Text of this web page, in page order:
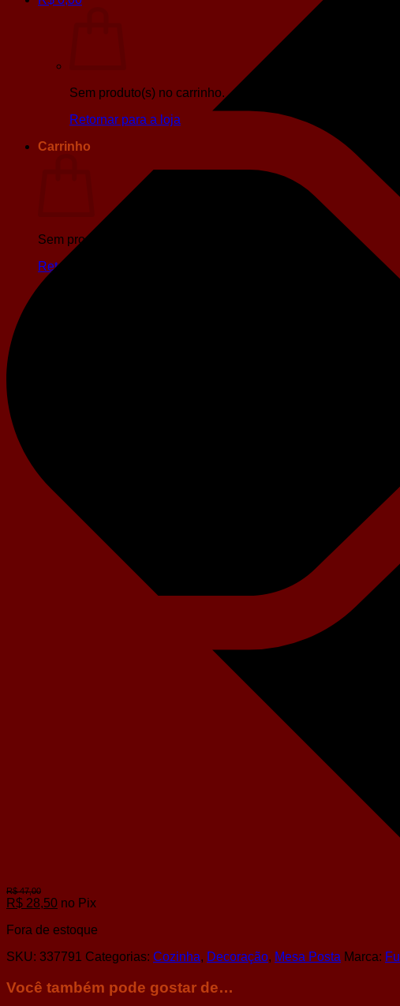
Sem produto(s) no carrinho.
Retornar para a loja
Carrinho
Sem produto(s) no carrinho.
Retornar para a loja
R$ 28,50 no Pix
Fora de estoque
SKU: 337791 Categorias: Cozinha, Decoração, Mesa Posta Marca:
Você também pode gostar de…